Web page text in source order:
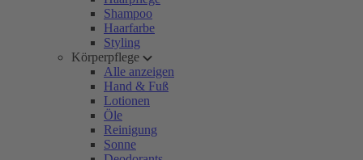
Shampoo
Haarfarbe
Styling
Körperpflege
Alle anzeigen
Hand & Fuß
Lotionen
Öle
Reinigung
Sonne